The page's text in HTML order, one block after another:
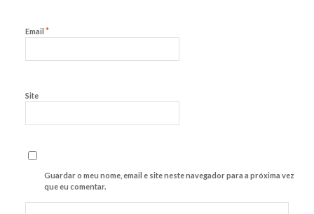
Email *
Site
Guardar o meu nome, email e site neste navegador para a próxima vez
que eu comentar.